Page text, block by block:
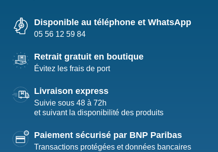
Disponible au téléphone et WhatsApp
05 56 12 59 84
Retrait gratuit en boutique
Évitez les frais de port
Livraison express
Suivie sous 48 à 72h
et suivant la disponibilité des produits
Paiement sécurisé par BNP Paribas
Transactions protégées et données bancaires